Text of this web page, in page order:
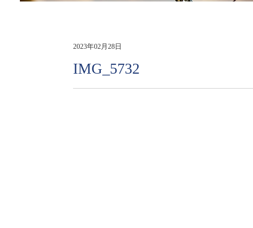
2023年02月28日
IMG_5732